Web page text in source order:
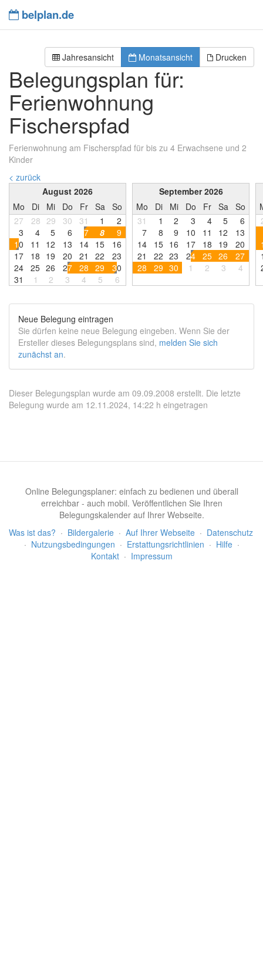
belplan.de
Jahresansicht Monatsansicht Drucken
Belegungsplan für:
Ferienwohnung
Fischerspfad
Ferienwohnung am Fischerspfad für bis zu 4 Erwachsene und 2
Kinder
< zurück
August 2026
Mo
Di Mi Do Fr Sa So
27
28 29 30 31 1
2
3
4 5 6 7 8
9
10 1 1 12 13 14 15 16
17 18 19 20 21 22 23
24 25 26 27 28 29 30
31 1 2 3 4 5 6
September 2026
Mo
Di Mi Do Fr Sa So
31
1 2 3 4 5
6
7
8 9 10 1 1 12 13
14 15 16 17 18 19 20
21 22 23 24 25 26 27
28 29 30 1 2 3 4
Neue Belegung eintragen
Sie dürfen keine neue Belegung eingeben. Wenn Sie der
Ersteller dieses Belegungsplans sind, melden Sie sich
zunächst an.
Dieser Belegungsplan wurde am 09.09.2008 erstellt. Die letzte
Belegung wurde am 12.11.2024, 14:22 h eingetragen
Online Belegungsplaner: einfach zu bedienen und überall
erreichbar - auch mobil. Veröffentlichen Sie Ihren
Belegungskalender auf Ihrer Webseite.
Was ist das? · Bildergalerie · Auf Ihrer Webseite · Datenschutz
· Nutzungsbedingungen · Erstattungsrichtlinien · Hilfe ·
Kontakt · Impressum